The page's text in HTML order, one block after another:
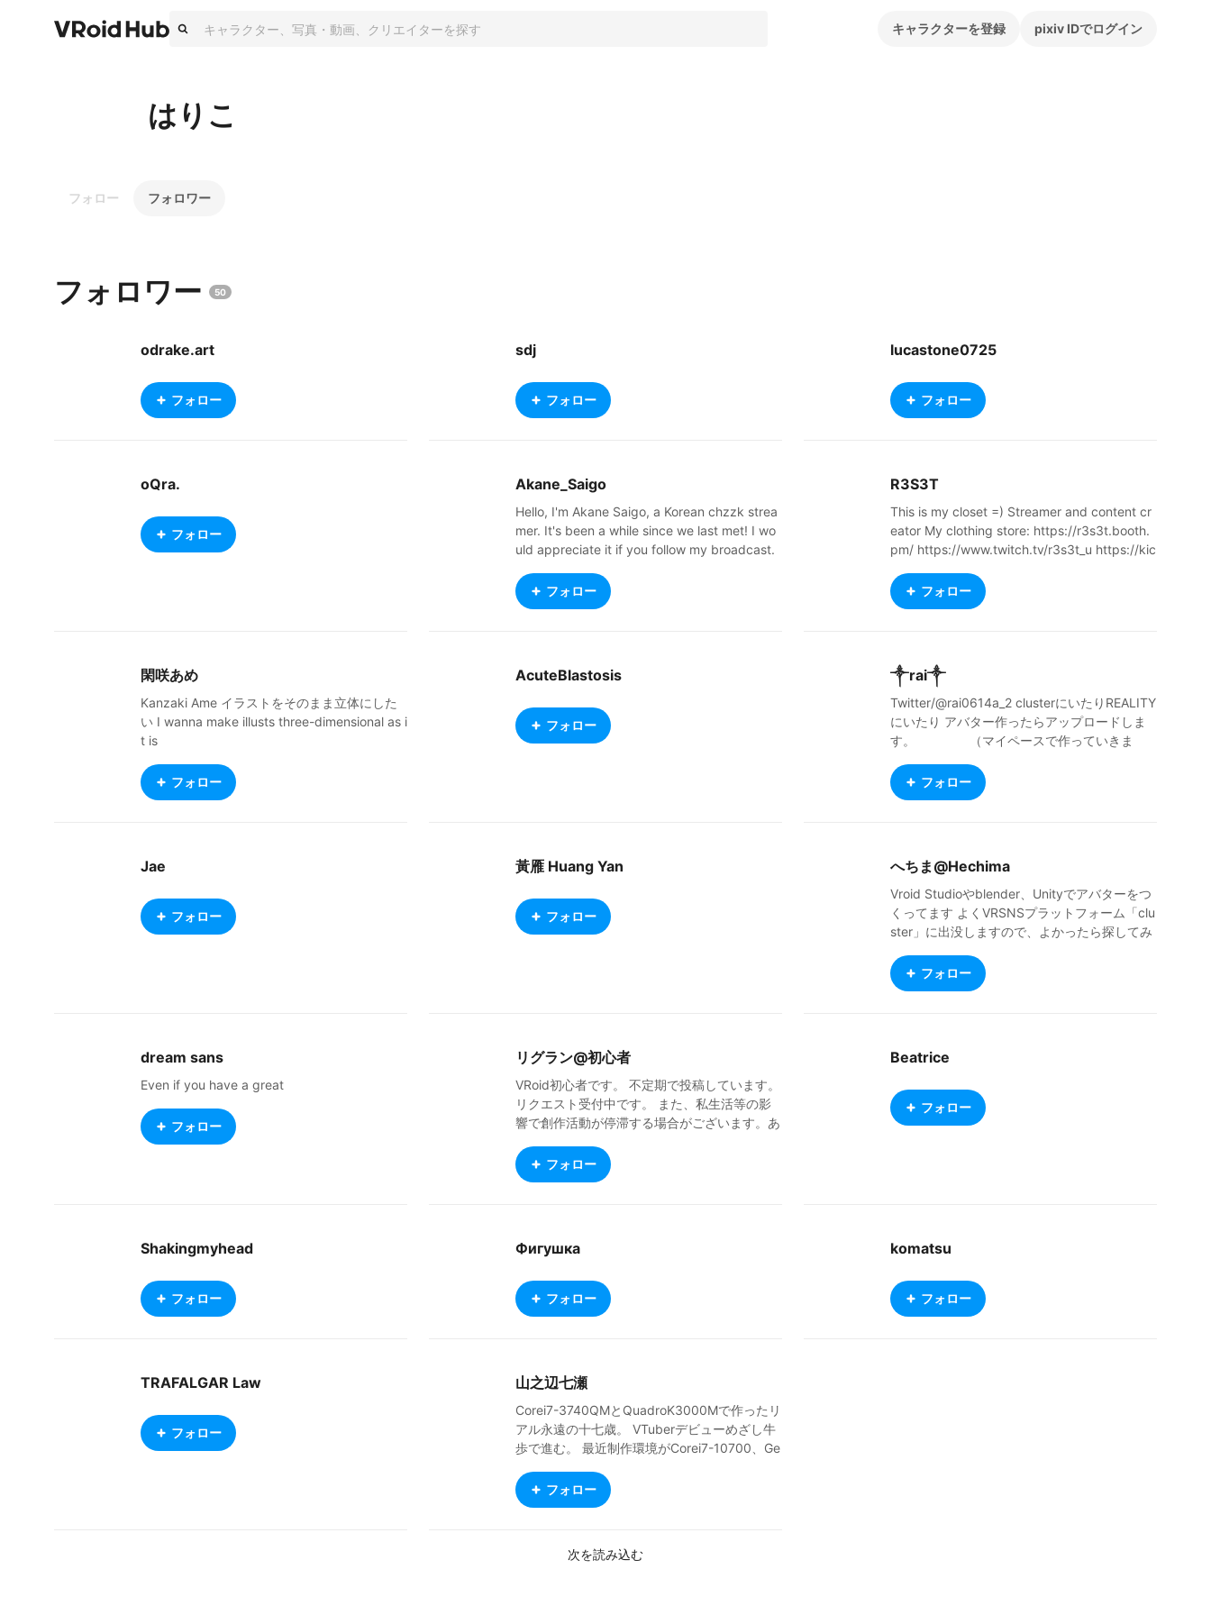
キャラクターを登録 pixiv IDでログイン
はりこ
フォロー フォロワー
フォロワー 50
odrake.art
フォロー
sdj
フォロー
lucastone0725
フォロー
oQra.
フォロー
Akane_Saigo
Hello, I'm Akane Saigo, a Korean chzzk strea
mer. It's been a while since we last met! I wo
uld appreciate it if you follow my broadcast.
フォロー
R3S3T
This is my closet =) Streamer and content cr
eator My clothing store: https://r3s3t.booth.
pm/ https://www.twitch.tv/r3s3t_u https://kic
rCitizen #DayZ #PZ #SnowRunner #ACC #C
K3 and more
フォロー
閑咲あめ
Kanzaki Ame イラストをそのまま立体にした
い I wanna make illusts three-dimensional as i
t is
フォロー
AcuteBlastosis
フォロー
༒rai༒
Twitter/@rai0614a_2 clusterにいたりREALITY
にいたり アバター作ったらアップロードしま
す。 （マイペースで作っていきま
フォロー
Jae
フォロー
黃雁 Huang Yan
フォロー
へちま@Hechima
Vroid Studioやblender、Unityでアバターをつ
くってます よくVRSNSプラットフォーム「clu
ster」に出没しますので、よかったら探してみ
r：helauguet
フォロー
dream sans
Even if you have a great
フォロー
リグラン@初心者
VRoid初心者です。 不定期で投稿しています。
リクエスト受付中です。 また、私生活等の影
響で創作活動が停滞する場合がございます。あ
た（https://odaibako.net/u/Re_Gran_Drak
e）。
フォロー
Beatrice
フォロー
Shakingmyhead
フォロー
Фигушка
フォロー
komatsu
フォロー
TRAFALGAR Law
フォロー
山之辺七瀬
Corei7-3740QMとQuadroK3000Mで作ったリ
アル永遠の十七歳。 VTuberデビューめざし牛
歩で進む。 最近制作環境がCorei7-10700、Ge
は変わらず。最近RTX3060 12GBになりまし
た。 念のため言っときますけど17歳JKはネタ
います。DL可能なものは軽量化してるのでClu
フォロー
次を読み込む